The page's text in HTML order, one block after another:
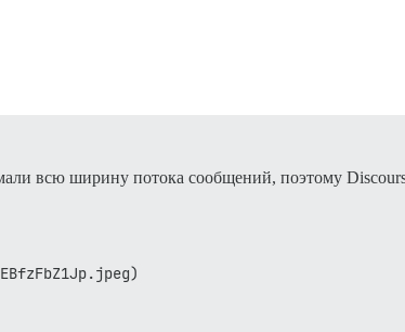
всю ширину потока сообщений, поэтому